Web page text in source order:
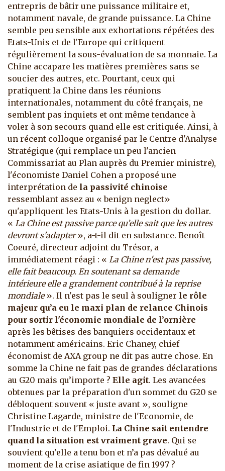
entrepris de bâtir une puissance militaire et,
notamment navale, de grande puissance. La Chine
semble peu sensible aux exhortations répétées des
Etats-Unis et de l'Europe qui critiquent
régulièrement la sous-évaluation de sa monnaie. La
Chine accapare les matières premières sans se
soucier des autres, etc. Pourtant, ceux qui
pratiquent la Chine dans les réunions
internationales, notamment du côté français, ne
semblent pas inquiets et ont même tendance à
voler à son secours quand elle est critiquée. Ainsi, à
un récent colloque organisé par le Centre d'Analyse
Stratégique (qui remplace un peu l'ancien
Commissariat au Plan auprès du Premier ministre),
l'économiste Daniel Cohen a proposé une
interprétation de la passivité chinoise
ressemblant assez au « benign neglect»
qu'appliquent les Etats-Unis à la gestion du dollar.
« La Chineest passive parce qu’elle sait que les autres
devront s'adapter», a-t-il dit en substance. Benoît
Coeuré, directeur adjoint du Trésor, a
immédiatement réagi : « La Chinen'est pas passive,
elle fait beaucoup. En soutenant sa demande
intérieure elle a grandement contribué à la reprise
mondiale». Il n'est pas le seul à souligner le rôle
majeur qu’a eu le maxi plan de relance Chinois
pour sortir l'économie mondiale de l’ornière
après les bêtises des banquiers occidentaux et
notamment américains. Eric Chaney, chief
économist de AXA group ne dit pas autre chose. En
somme la Chine ne fait pas de grandes déclarations
au G20 mais qu’importe ? Elle agit. Les avancées
obtenues par la préparation d'un sommet du G20 se
débloquent souvent « juste avant », souligne
Christine Lagarde, ministre de l'Economie, de
l'Industrie et de l'Emploi. La Chine sait entendre
quand la situation est vraiment grave. Qui se
souvient qu'elle a tenu bon et n’a pas dévalué au
moment de la crise asiatique de fin 1997 ?